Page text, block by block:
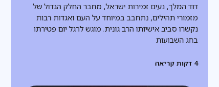
דוד המלך, נעים זמירות ישראל, מחבר החלק הגדול של
מזמורי תהילים, נתחבב במיוחד על העם ואגדות רבות
נקשרו סביב אישיותו הרב גונית. מוגש לרגל יום פטירתו
בחג השבועות
4 דקות קריאה